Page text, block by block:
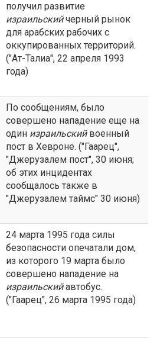
получил развитие
израильскийчерный рынок
для арабских рабочих с
оккупированных территорий.
("Ат-Талиа", 22 апреля 1993
года)
По сообщениям, было
совершено нападение еще на
один израильскийвоенный
пост в Хевроне. ("Гаарец",
"Джерузалем пост", 30 июня;
об этих инцидентах
сообщалось также в
"Джерузалем таймс" 30 июня)
24 марта 1995 года силы
безопасности опечатали дом,
из которого 19 марта было
совершено нападение на
израильскийавтобус.
("Гаарец", 26 марта 1995 года)